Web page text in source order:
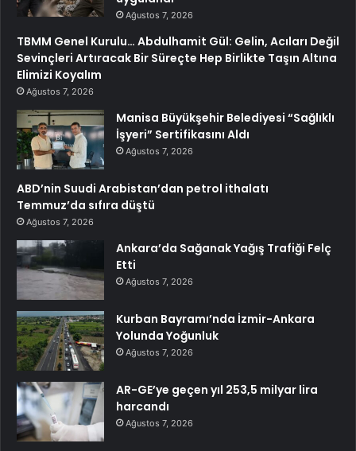
Ağustos 7, 2026
TBMM Genel Kurulu… Abdulhamit Gül: Gelin, Acıları Değil
Sevinçleri Artıracak Bir Süreçte Hep Birlikte Taşın Altına
Elimizi Koyalım
Ağustos 7, 2026
Manisa Büyükşehir Belediyesi “Sağlıklı
İşyeri” Sertifikasını Aldı
Ağustos 7, 2026
ABD’nin Suudi Arabistan’dan petrol ithalatı
Temmuz’da sıfıra düştü
Ağustos 7, 2026
Ankara’da Sağanak Yağış Trafiği Felç
Etti
Ağustos 7, 2026
Kurban Bayramı’nda İzmir-Ankara
Yolunda Yoğunluk
Ağustos 7, 2026
AR-GE’ye geçen yıl 253,5 milyar lira
harcandı
Ağustos 7, 2026